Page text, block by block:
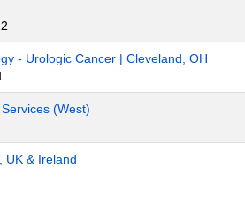
- Urologic Cancer | Cleveland, OH
(West)
UK & Ireland